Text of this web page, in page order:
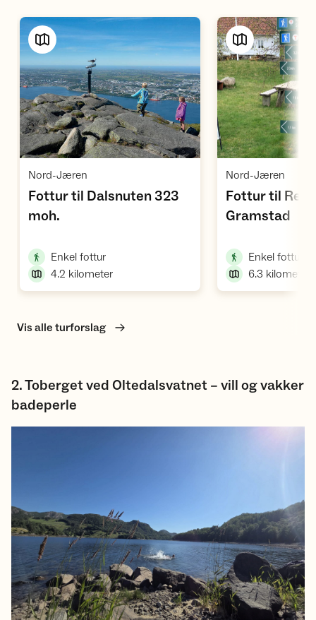
Vis turforslag
Nord-Jæren
Fottur til Dalsnuten 323
moh.
Enkel fottur,
4.2 kilometer
Nord-Jæren
Fottur til
Gramstad
Enkel fottur
6.3 kilometer
Vis alle turforslag
2. Toberget ved Oltedalsvatnet – vill og vakker
badeperle